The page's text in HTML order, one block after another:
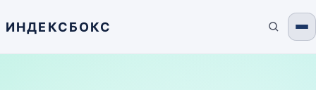
ИНДЕКСБОКС